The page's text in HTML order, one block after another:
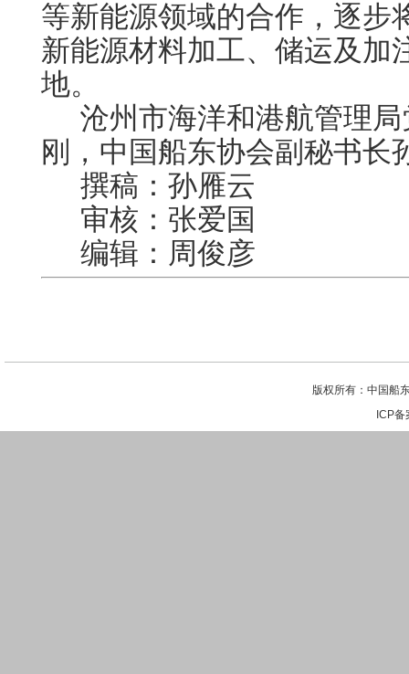
等新能源领域的合作，逐步
新能源材料加工、储运及加
地。
沧州市海洋和港航管理
刚，中国船东协会副秘书长
撰稿：孙雁云
审核：张爱国
编辑：周俊彦
版权所有：中国船
ICP